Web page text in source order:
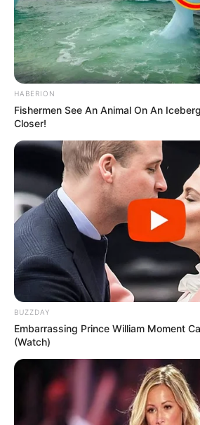
HABERION
Fishermen See An Animal On An
Closer!
BUZZDAY
Embarrassing Prince William Moment
(Watch)